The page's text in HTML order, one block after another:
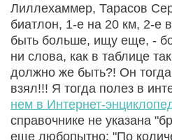
Лиллехаммер, Тарасов
биатлон, 1-е на 20 км, 2-е
быть больше, ищу еще, -
ни слова, как в таблице
должно же быть?! Он
взял!!! Я тогда полез в
нем в Интернет-
справочнике не указана
еще любопытно: "По